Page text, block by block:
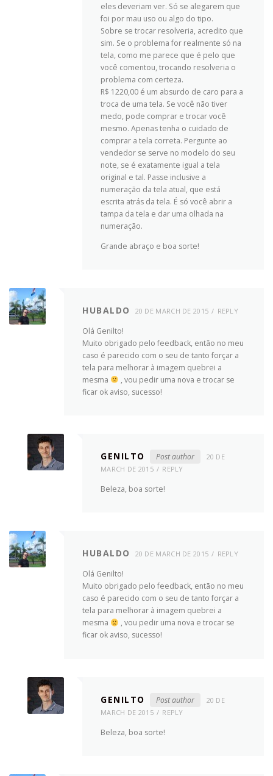
eles deveriam ver. Só se alegarem que
foi por mau uso ou algo do tipo.
Sobre se trocar resolveria, acredito que
sim. Se o problema for realmente só na
tela, como me parece que é pelo que
você comentou, trocando resolveria o
problema com certeza.
R$ 1220,00 é um absurdo de caro para a
troca de uma tela. Se você não tiver
medo, pode comprar e trocar você
mesmo. Apenas tenha o cuidado de
comprar a tela correta. Pergunte ao
vendedor se serve no modelo do seu
note, se é exatamente igual a tela
original e tal. Passe inclusive a
numeração da tela atual, que está
escrita atrás da tela. É só você abrir a
tampa da tela e dar uma olhada na
numeração.
Grande abraço e boa sorte!
HUBALDO 20 DE MARCH DE 2015 REPLY
Olá Genilto!
Muito obrigado pelo feedback, então no meu
caso é parecido com o seu de tanto forçar a
tela para melhorar à imagem quebrei a
mesma
, vou pedir uma nova e trocar se
ficar ok aviso, sucesso!
GENILTO Post author
20 DE
MARCH DE 2015
REPLY
Beleza, boa sorte!
HUBALDO 20 DE MARCH DE 2015 REPLY
Olá Genilto!
Muito obrigado pelo feedback, então no meu
caso é parecido com o seu de tanto forçar a
tela para melhorar à imagem quebrei a
mesma
, vou pedir uma nova e trocar se
ficar ok aviso, sucesso!
GENILTO Post author
20 DE
MARCH DE 2015
REPLY
Beleza, boa sorte!